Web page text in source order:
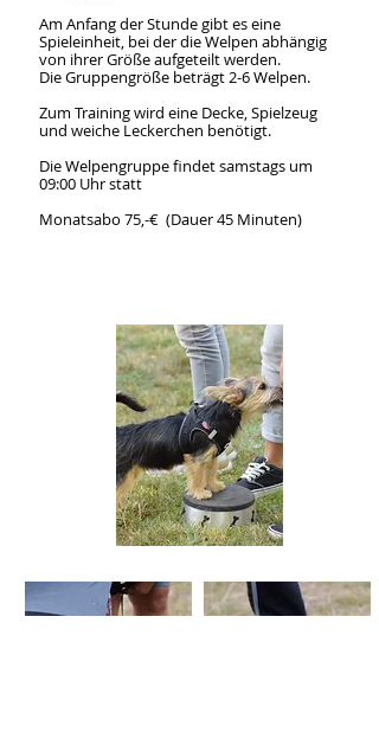
Am Anfang der Stunde gibt es eine
Spieleinheit, bei der die Welpen abhängig
von ihrer Größe aufgeteilt werden.
Die Gruppengröße beträgt 2-6 Welpen.
Zum Training wird eine Decke, Spielzeug
und weiche Leckerchen benötigt.
Die Welpengruppe findet samstags um
09:00 Uhr statt
Monatsabo 75,-€ (Dauer 45 Minuten)